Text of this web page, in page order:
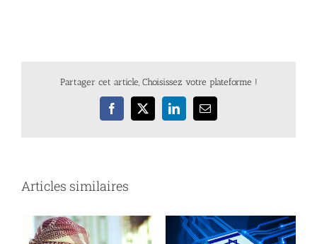
Partager cet article, Choisissez votre plateforme !
Facebook
X LinkedInEmail
Articles similaires